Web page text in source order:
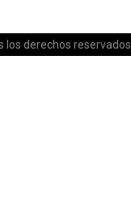
los derechos reservados